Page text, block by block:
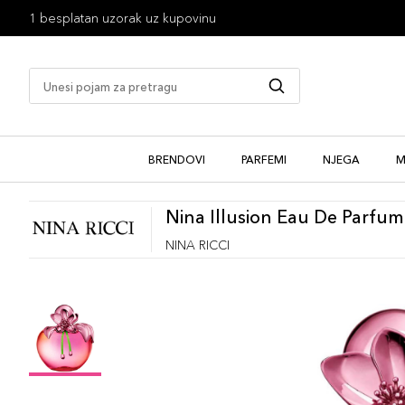
1 besplatan uzorak uz kupovinu
BRENDOVI PARFEMI NJEGA
Nina Illusion Eau De Parfum
NINA RICCI